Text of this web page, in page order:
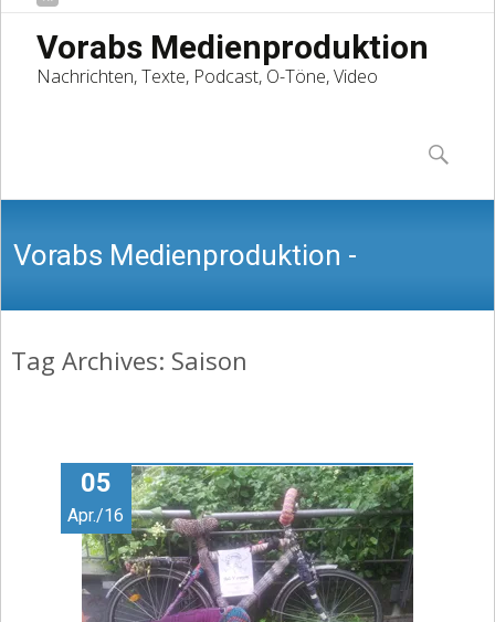
Vorabs Medienproduktion
Nachrichten, Texte, Podcast, O-Töne, Video
content
Suchen
nach:
Vorabs Medienproduktion -
Nachrichten, Texte, Podcast, O-Töne,
Video
Tag Archives: Saison
05
Apr./16